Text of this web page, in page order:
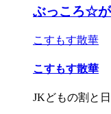
ぶっころ☆が
こすもす散華
こすもす散華
JKどもの割と